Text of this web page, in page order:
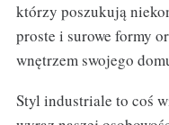
którzy poszukują
proste i surowe formy
wnętrzem swojego
Styl industriale to coś